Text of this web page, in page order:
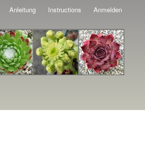
Anleitung Instructions Anmelden